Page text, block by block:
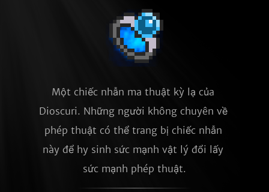
Một chiếc nhẫn ma thuật kỳ lạ của
Dioscuri. Những người không chuyên về
phép thuật có thể trang bị chiếc nhẫn
này để hy sinh sức mạnh vật lý đổi lấy
sức mạnh phép thuật.